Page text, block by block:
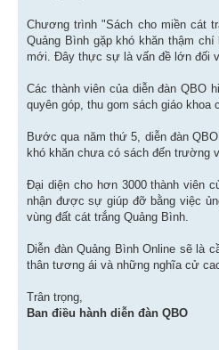
Chương trình "Sách cho miền cát
Quảng Bình gặp khó khăn thậm
mới. Đây thực sự là vấn đề lớn đối
Các thành viên của diễn đàn QBO
quyên góp, thu gom sách giáo khoa
Bước qua năm thứ 5, diễn đàn
khó khăn chưa có sách đến trường
Đại diện cho hơn 3000 thành viên
nhận được sự giúp đỡ bằng việc
vùng đất cát trắng Quảng Bình.
Diễn đàn Quảng Bình Online sẽ là
thân tương ái và những nghĩa cử
Trân trọng,
Ban điều hành diễn đàn QBO